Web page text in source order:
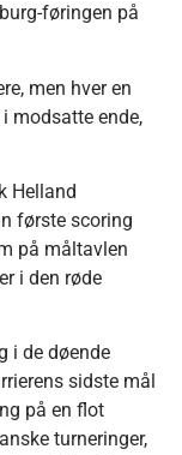
føringen på
men hver en
modsatte ende,
Helland
første scoring
på måltavlen
i den røde
i de døende
sidste mål
på en flot
turneringer,